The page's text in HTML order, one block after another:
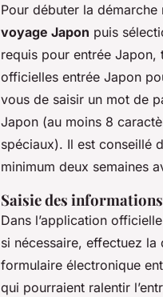
Pour débuter la
voyage Japon puis
requis pour entrée Japon,
officielles entrée Japon
vous de saisir un mot de
Japon (au moins 8
spéciaux). Il est conseillé
minimum deux semaines
Saisie des
Dans l’application
si nécessaire, effectuez
formulaire électronique
qui pourraient ralentir